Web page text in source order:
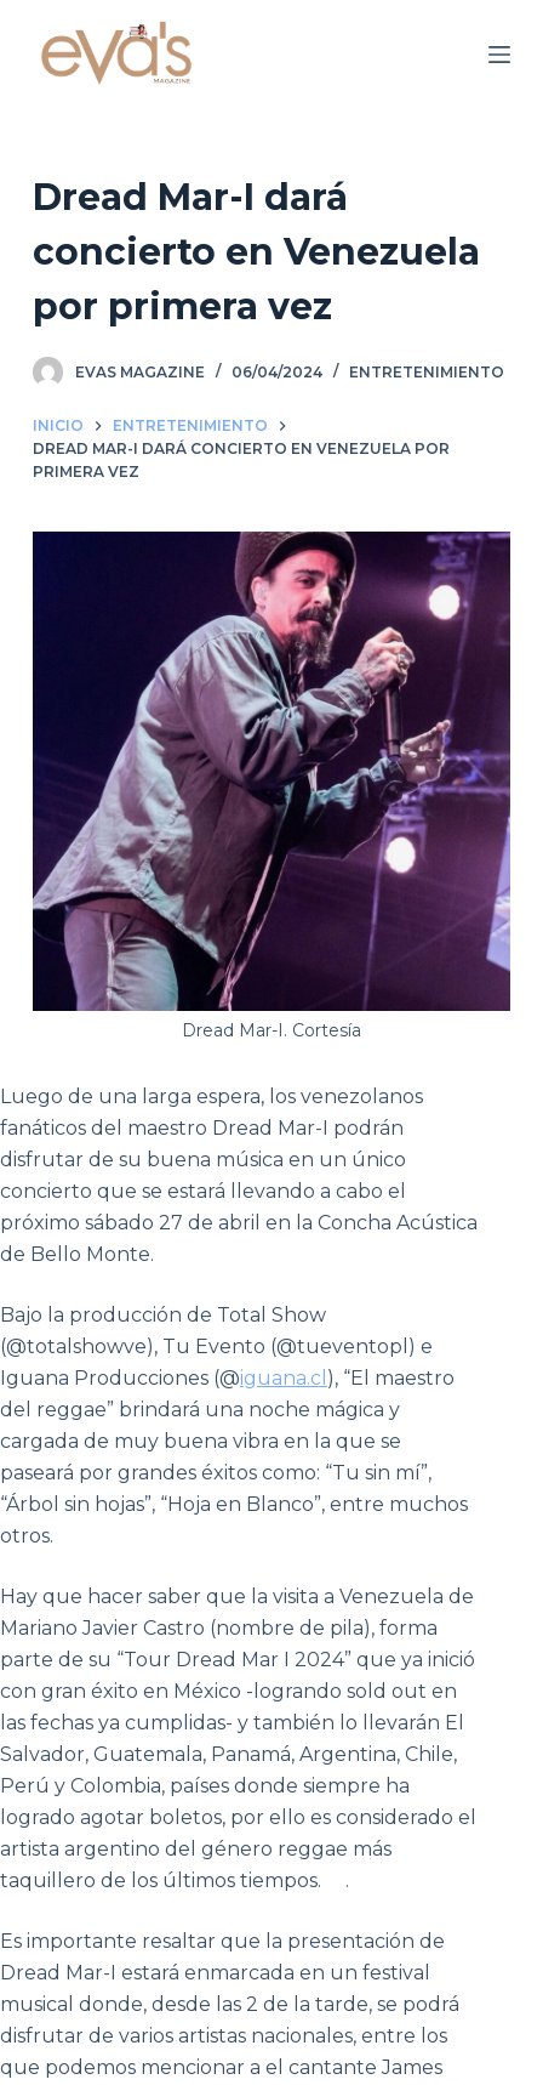
n
o
Dread Mar-I dará
concierto en Venezuela
por primera vez
EVAS MAGAZINE 06/04/2024 ENTRETENIMIENTO
INICIO
ENTRETENIMIENTO
DREAD MAR-I DARÁ CONCIERTO EN VENEZUELA POR
PRIMERA VEZ
Dread Mar-I. Cortesía
Luego de una larga espera, los venezolanos
fanáticos del maestro Dread Mar-I podrán
disfrutar de su buena música en un único
concierto que se estará llevando a cabo el
próximo sábado 27 de abril en la Concha Acústica
de Bello Monte.
Bajo la producción de Total Show
(@totalshowve), Tu Evento (@tueventopl) e
Iguana Producciones (@iguana.cl ), “El maestro
del reggae” brindará una noche mágica y
cargada de muy buena vibra en la que se
paseará por grandes éxitos como: “Tu sin mí”,
“Árbol sin hojas”, “Hoja en Blanco”, entre muchos
otros.
Hay que hacer saber que la visita a Venezuela de
Mariano Javier Castro (nombre de pila), forma
parte de su “Tour Dread Mar I 2024” que ya inició
con gran éxito en México -logrando sold out en
las fechas ya cumplidas- y también lo llevarán El
Salvador, Guatemala, Panamá, Argentina, Chile,
Perú y Colombia, países donde siempre ha
logrado agotar boletos, por ello es considerado el
artista argentino del género reggae más
taquillero de los últimos tiempos. .
Es importante resaltar que la presentación de
Dread Mar-I estará enmarcada en un festival
musical donde, desde las 2 de la tarde, se podrá
disfrutar de varios artistas nacionales, entre los
que podemos mencionar a el cantante James